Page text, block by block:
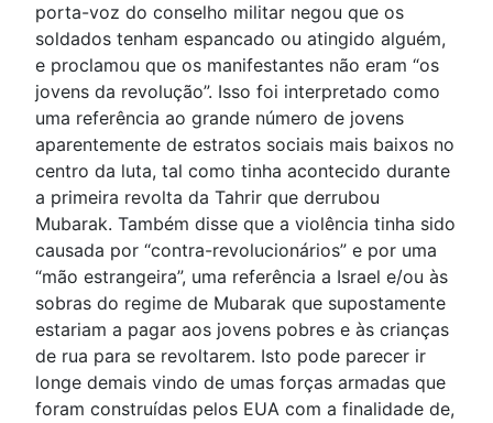
porta-voz do conselho militar negou que os
soldados tenham espancado ou atingido alguém,
e proclamou que os manifestantes não eram “os
jovens da revolução”. Isso foi interpretado como
uma referência ao grande número de jovens
aparentemente de estratos sociais mais baixos no
centro da luta, tal como tinha acontecido durante
a primeira revolta da Tahrir que derrubou
Mubarak. Também disse que a violência tinha sido
causada por “contra-revolucionários” e por uma
“mão estrangeira”, uma referência a Israel e/ou às
sobras do regime de Mubarak que supostamente
estariam a pagar aos jovens pobres e às crianças
de rua para se revoltarem. Isto pode parecer ir
longe demais vindo de umas forças armadas que
foram construídas pelos EUA com a finalidade de,